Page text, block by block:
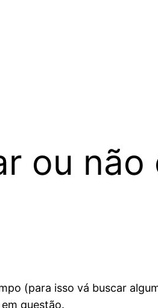
ou
(para isso vá buscar
questão.